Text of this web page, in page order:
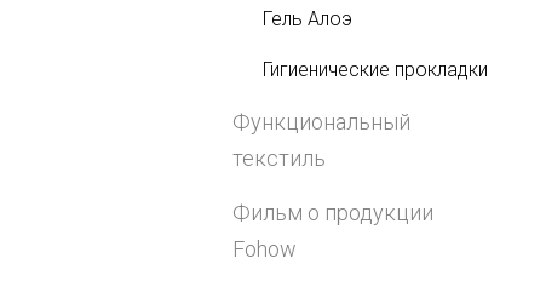
Гель Алоэ
Гигиенические прокладки
Функциональный
текстиль
Фильм о продукции
Fohow